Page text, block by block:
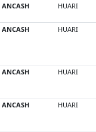
ANCASH HUARI
ANCASH HUARI
ANCASH HUARI
ANCASH HUARI